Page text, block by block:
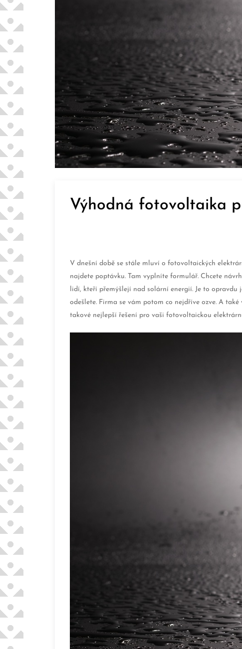
Výhodná fotovoltaika
V dnešní době se stále mluví o fotovoltaických
najdete poptávku. Tam vyplníte formulář. Chcete
lidí, kteří přemýšlejí nad solární energií. Je to
odešlete. Firma se vám potom co nejdříve ozve. A
takové nejlepší řešení pro vaši fotovoltaickou